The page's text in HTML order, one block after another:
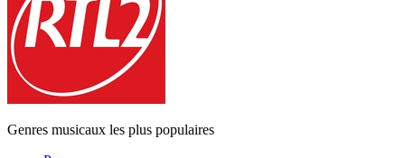
Genres musicaux les plus populaires